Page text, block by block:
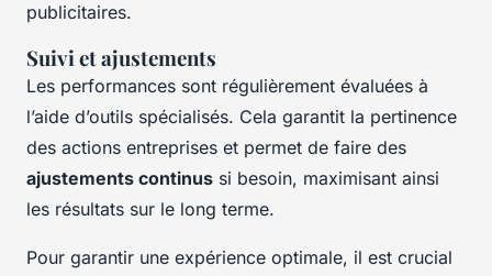
publicitaires.
Suivi et ajustements
Les performances sont régulièrement évaluées à
l’aide d’outils spécialisés. Cela garantit la pertinence
des actions entreprises et permet de faire des
ajustements continus si besoin, maximisant ainsi
les résultats sur le long terme.
Pour garantir une expérience optimale, il est crucial